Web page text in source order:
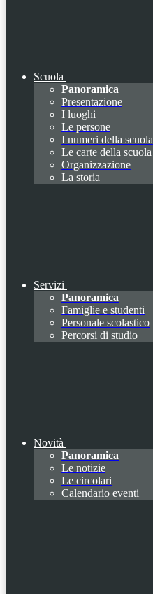
Scuola
Panoramica
Presentazione
I luoghi
Le persone
I numeri della scuola
Le carte della scuola
Organizzazione
La storia
Servizi
Panoramica
Famiglie e studenti
Personale scolastico
Percorsi di studio
Novità
Panoramica
Le notizie
Le circolari
Calendario eventi